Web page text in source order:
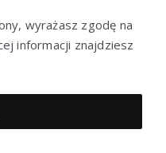
© 2022
wyrażasz zgodę na
informacji znajdziesz